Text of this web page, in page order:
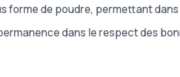
forme de poudre, permettant
dans le respect des